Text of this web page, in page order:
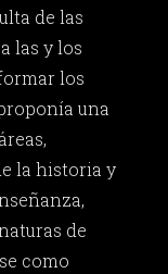
de las
las y los
los
una
la historia y
de
como